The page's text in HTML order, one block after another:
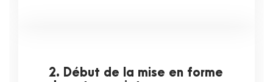
2. Début de la mise en forme